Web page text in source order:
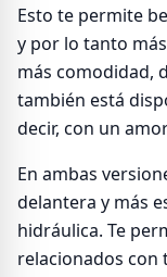
Esto te permite
y por lo tanto
más comodidad,
también está
decir, con un
En ambas
delantera y más
hidráulica. Te
relacionados con